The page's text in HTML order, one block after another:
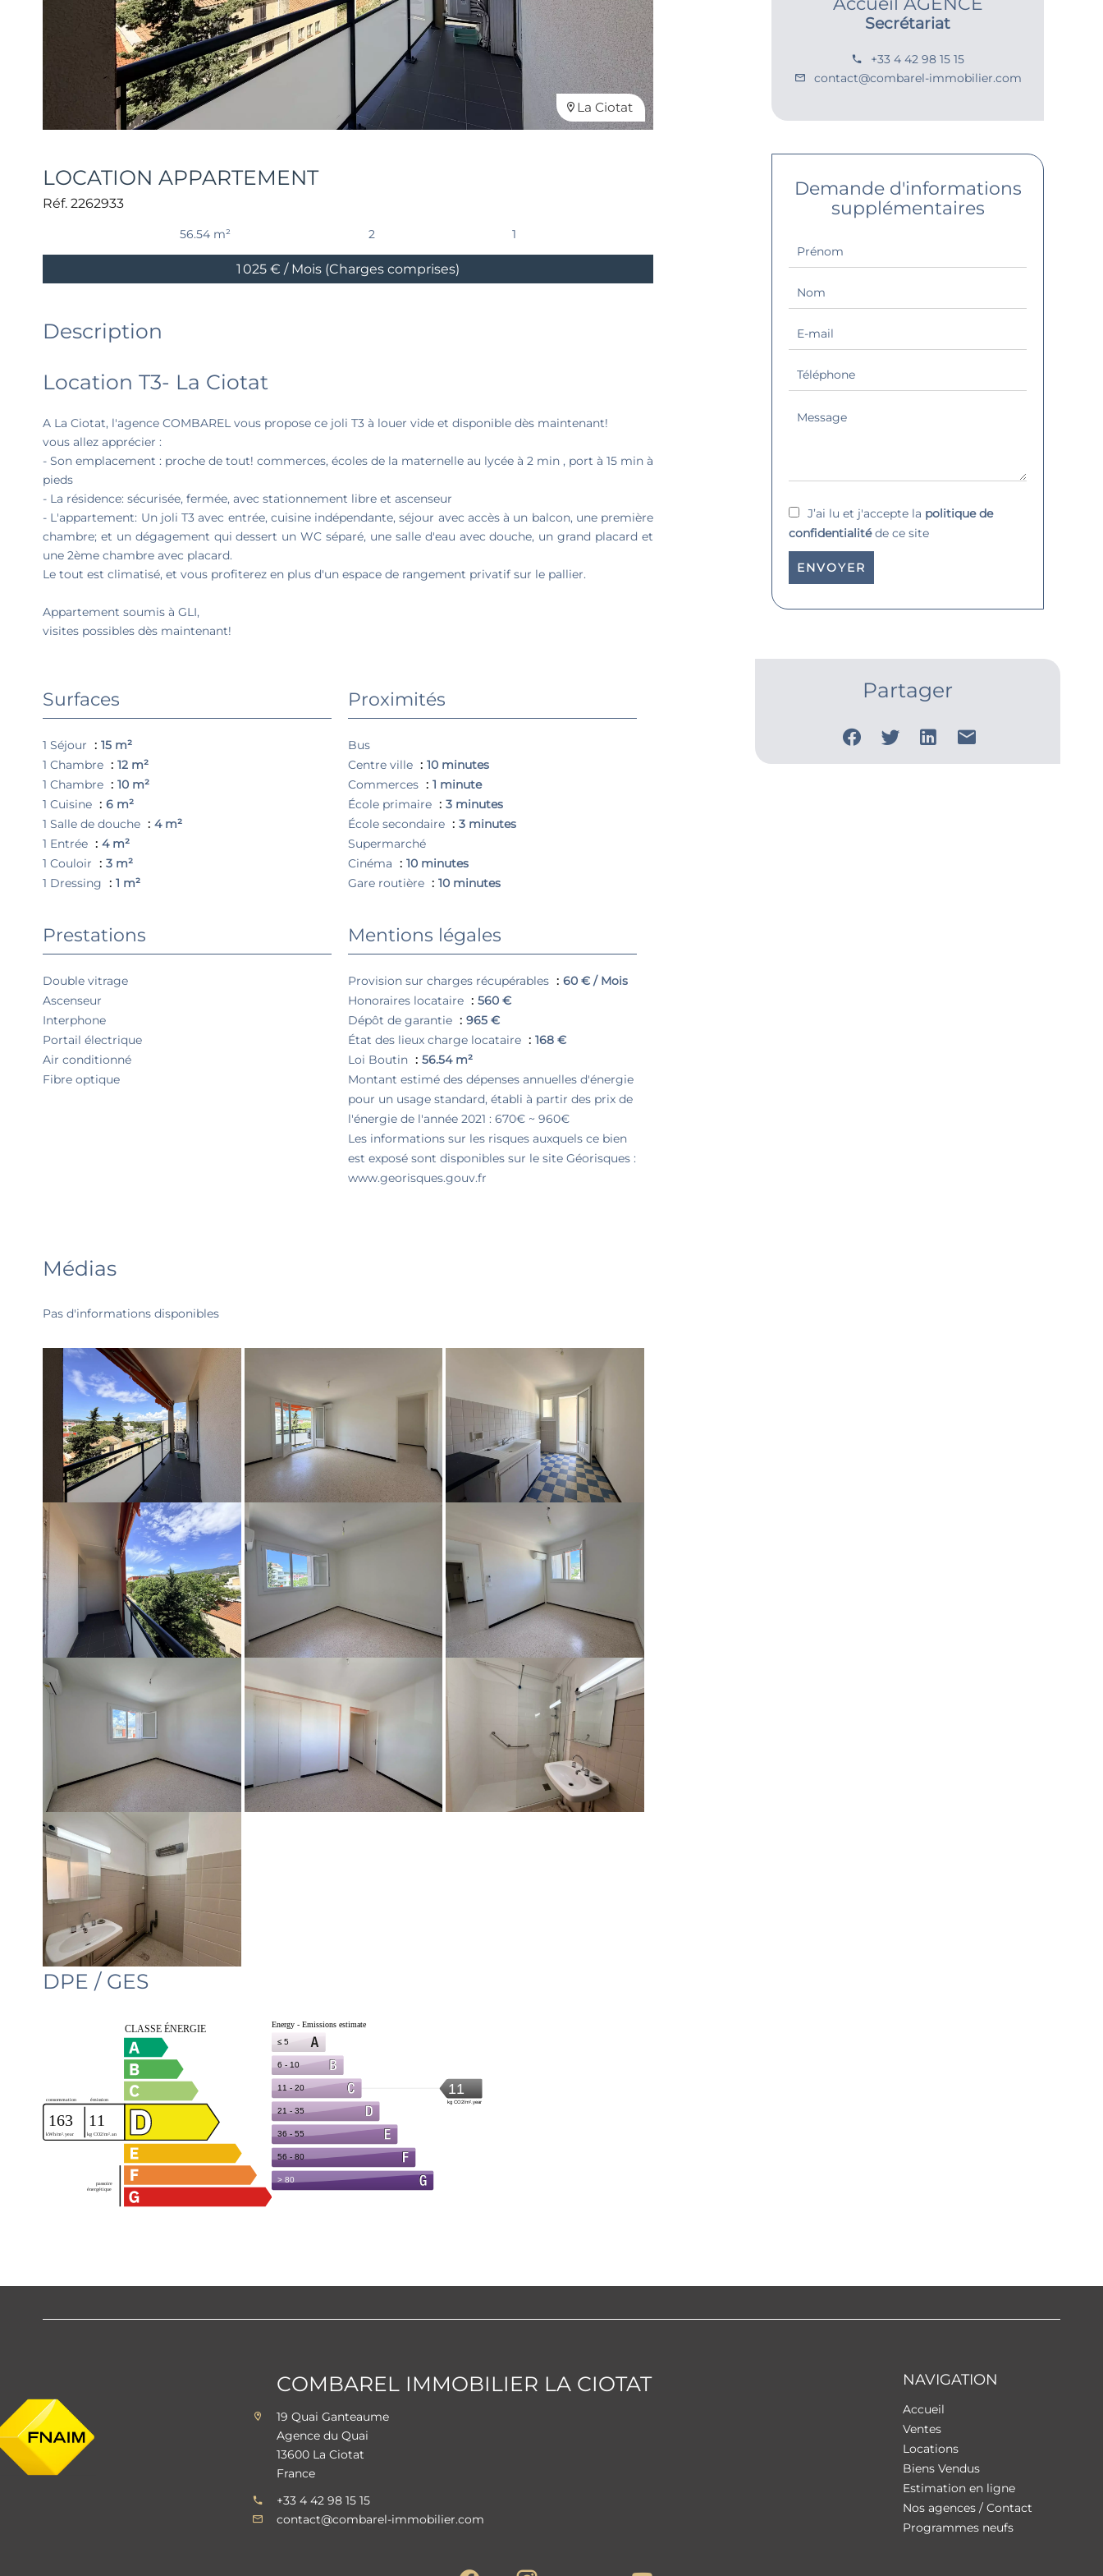
La Ciotat
LOCATION APPARTEMENT
Réf. 2262933
56.54 m² 2 1
1 025 € / Mois (Charges comprises)
Description
Location T3- La Ciotat
A La Ciotat, l'agence COMBAREL vous propose ce joli T3 à louer vide et disponible dès maintenant!
vous allez apprécier :
- Son emplacement : proche de tout! commerces, écoles de la maternelle au lycée à 2 min , port à 15 min à
pieds
- La résidence: sécurisée, fermée, avec stationnement libre et ascenseur
- L'appartement: Un joli T3 avec entrée, cuisine indépendante, séjour avec accès à un balcon, une première
chambre; et un dégagement qui dessert un WC séparé, une salle d'eau avec douche, un grand placard et
une 2ème chambre avec placard.
Le tout est climatisé, et vous profiterez en plus d'un espace de rangement privatif sur le pallier.
Appartement soumis à GLI,
visites possibles dès maintenant!
Surfaces
1 Séjour
15 m²
1 Chambre
12 m²
1 Chambre
10 m²
1 Cuisine
6 m²
1 Salle de douche
4 m²
1 Entrée
4 m²
1 Couloir
3 m²
1 Dressing
1 m²
Proximités
Bus
Centre ville
10 minutes
Commerces
1 minute
École primaire
3 minutes
École secondaire
3 minutes
Supermarché
Cinéma
10 minutes
Gare routière
10 minutes
Prestations
Double vitrage
Ascenseur
Interphone
Portail électrique
Air conditionné
Fibre optique
Mentions légales
Provision sur charges récupérables
60 € / Mois
Honoraires locataire
560 €
Dépôt de garantie
965 €
État des lieux charge locataire
168 €
Loi Boutin
56.54 m²
Montant estimé des dépenses annuelles d'énergie
pour un usage standard, établi à partir des prix de
l'énergie de l'année 2021 : 670€ ~ 960€
Les informations sur les risques auxquels ce bien
est exposé sont disponibles sur le site Géorisques :
www.georisques.gouv.fr
Médias
Pas d'informations disponibles
DPE / GES
Secrétariat
+33 4 42 98 15 15
contact@combarel-immobilier.com
Demande d'informations
supplémentaires
J’ai lu et j'accepte la politique de
confidentialitéde ce site
ENVOYER
Partager
COMBAREL IMMOBILIER LA CIOTAT
19 Quai Ganteaume
Agence du Quai
13600 La Ciotat
France
+33 4 42 98 15 15
contact@combarel-immobilier.com
NAVIGATION
Accueil
Ventes
Locations
Biens Vendus
Estimation en ligne
Nos agences / Contact
Programmes neufs